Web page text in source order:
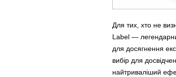
Для тих, хто не
Label —
для досягнення
вибір для
найтриваліший